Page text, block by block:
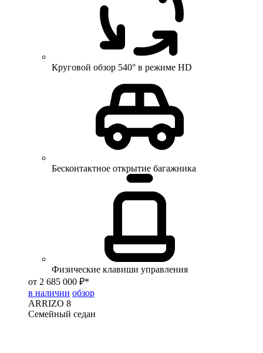
Круговой обзор 540° в режиме HD
Бесконтактное открытие багажника
Физические клавиши управления
от 2 685 000 ₽*
в наличии обзор
ARRIZO 8
Семейный седан